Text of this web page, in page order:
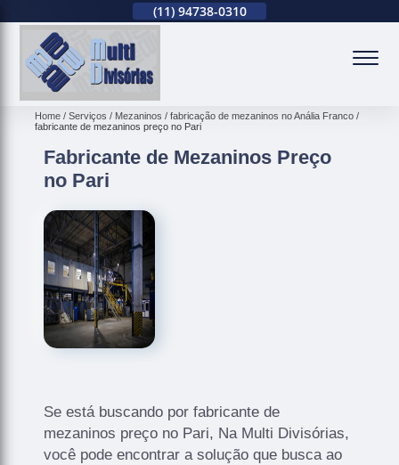
(11) 94738-0310
Home Serviços Mezaninos
fabricação de mezaninos no Anália Franco
fabricante de mezaninos preço no Pari
Fabricante de Mezaninos Preço
no Pari
Se está buscando por fabricante de
mezaninos preço no Pari, Na Multi Divisórias,
você pode encontrar a solução que busca ao